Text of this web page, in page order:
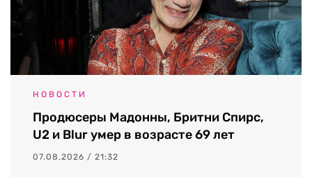
НОВОСТИ
Продюсеры Мадонны, Бритни Спирс,
U2 и Blur умер в возрасте 69 лет
07.08.2026 / 21:32